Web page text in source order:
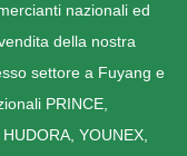
nazionali ed
della nostra
settore a Fuyang e
PRINCE,
YOUNEX,